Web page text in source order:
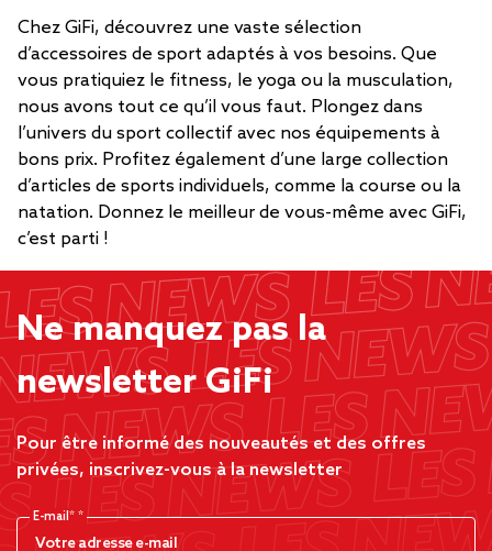
Chez GiFi, découvrez une vaste sélection
d’accessoires de sport adaptés à vos besoins. Que
vous pratiquiez le fitness, le yoga ou la musculation,
nous avons tout ce qu’il vous faut. Plongez dans
l’univers du sport collectif avec nos équipements à
bons prix. Profitez également d’une large collection
d’articles de sports individuels, comme la course ou la
natation. Donnez le meilleur de vous-même avec GiFi,
c’est parti !
Ne manquez pas la
newsletter GiFi
Pour être informé des nouveautés et des offres
privées, inscrivez-vous à la newsletter
E-mail*